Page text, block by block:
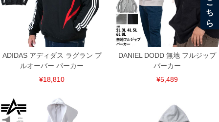
ADIDAS アディダス ラグラン プ
ルオーバー パーカー
¥18,810
DANIEL DODD 無地 フルジップ
パーカー
¥5,489